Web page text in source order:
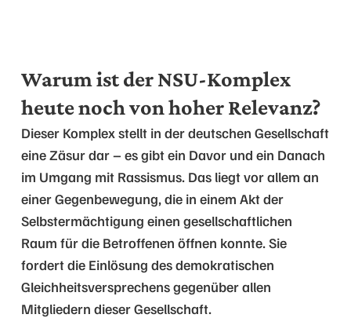
Warum ist der NSU-Komplex
heute noch von hoher Relevanz?
Dieser Komplex stellt in der deutschen Gesellschaft
eine Zäsur dar – es gibt ein Davor und ein Danach
im Umgang mit Rassismus. Das liegt vor allem an
einer Gegenbewegung, die in einem Akt der
Selbstermächtigung einen gesellschaftlichen
Raum für die Betroffenen öffnen konnte. Sie
fordert die Einlösung des demokratischen
Gleichheitsversprechens gegenüber allen
Mitgliedern dieser Gesellschaft.